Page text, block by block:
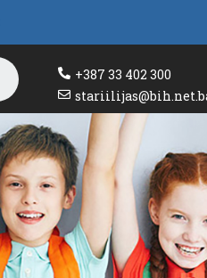
+387 33 402 300